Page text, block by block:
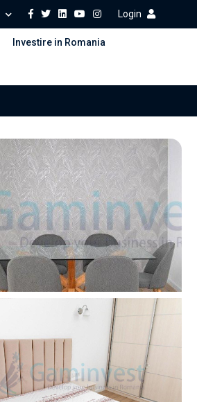
Login
Investire in Romania